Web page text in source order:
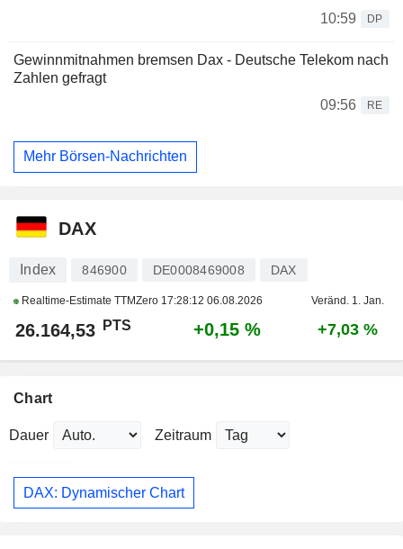
10:59
DP
Gewinnmitnahmen bremsen Dax - Deutsche Telekom nach
Zahlen gefragt
09:56
RE
Mehr Börsen-Nachrichten
DAX
Index 846900 DE0008469008 DAX
Realtime-Estimate TTMZero 17:28:12 06.08.2026 Veränd. 1. Jan.
26.164,53 PTS +0,15 % +7,03 %
Chart
Dauer Zeitraum
DAX: Dynamischer Chart